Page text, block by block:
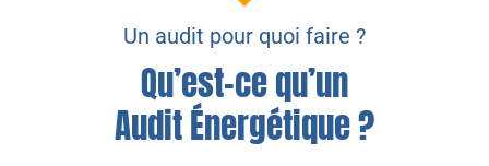
Un audit pour quoi faire ?
Qu’est-ce qu’un
Audit Énergétique ?